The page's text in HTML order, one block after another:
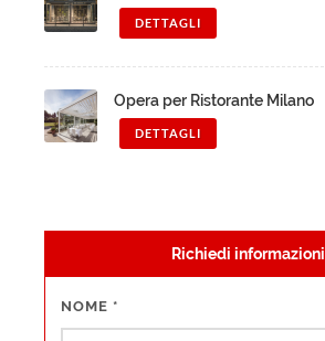
DETTAGLI
Opera per Ristorante Milano
DETTAGLI
Richiedi informazioni
NOME *